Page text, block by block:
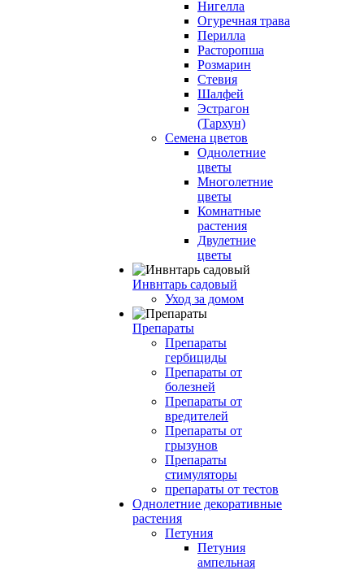
Нигелла
Огуречная трава
Перилла
Расторопша
Розмарин
Стевия
Шалфей
Эстрагон
(Тархун)
Семена цветов
Однолетние
цветы
Многолетние
цветы
Комнатные
растения
Двулетние
цветы
Инвнтарь садовый
Уход за домом
Препараты
Препараты
гербициды
Препараты от
болезней
Препараты от
вредителей
Препараты от
грызунов
Препараты
стимуляторы
препараты от тестов
Однолетние декоративные
растения
Петуния
Петуния
ампельная